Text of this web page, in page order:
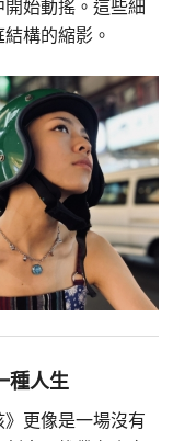
始動搖。這些細
構的縮影。
種人生
更像是一場沒有